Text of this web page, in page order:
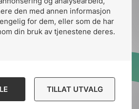
den med annen informasjon
for dem, eller som de har
din bruk av tjenestene deres.
TILLAT UTVALG
nek@nek.no